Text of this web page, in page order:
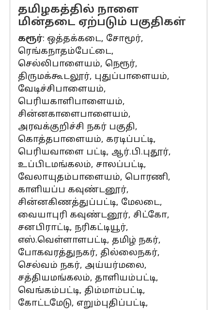
தமிழகத்தில் நாளை
மின்தடை ஏற்படும் பகுதிகள்
கரூர்: ஒத்தக்கடை, சோமூர்,
ரெங்கநாதம்பேட்டை,
செல்லிபாளையம், நெரூர்,
திருமக்கூடலூர், புதுப்பாளையம்,
வேடிச்சிபாளையம்,
பெரியகாளிபாளையம்,
சின்னகாளைபாளையம்,
அரவக்குறிச்சி நகர் பகுதி,
கொத்தபாளையம், கரடிப்பட்டி,
பெரியவாளை பட்டி, ஆர்.பி.புதூர்,
உப்பிடமங்கலம், சாலப்பட்டி,
வேலாயுதம்பாளையம், பொரணி,
காளியப்ப கவுண்டனூர்,
சின்னகிணத்துப்பட்டி, மேலடை,
வையாபுரி கவுண்டனூர், சிட்கோ,
சனபிராட்டி, நரிகட்டியூர்,
எஸ்.வெள்ளாளபட்டி, தமிழ் நகர்,
போகவரத்துநகர், தில்லைநகர்,
செல்வம் நகர், அய்யர்மலை,
சத்தியமங்கலம், தாளியம்பட்டி,
வெங்கம்பட்டி, திம்மாம்பட்டி,
கோட்டமேடு, எறும்புதிப்பட்டி,